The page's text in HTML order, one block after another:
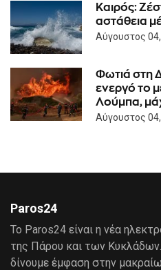
Καιρός:
αστάθεια
Αύγουστος
Φωτιά στη
ενεργό το
Λούμπα,
Αύγουστος
Paros24
Το Paros24 είναι η νέα
της Πάρου και των
δίνουμε έμφαση στην